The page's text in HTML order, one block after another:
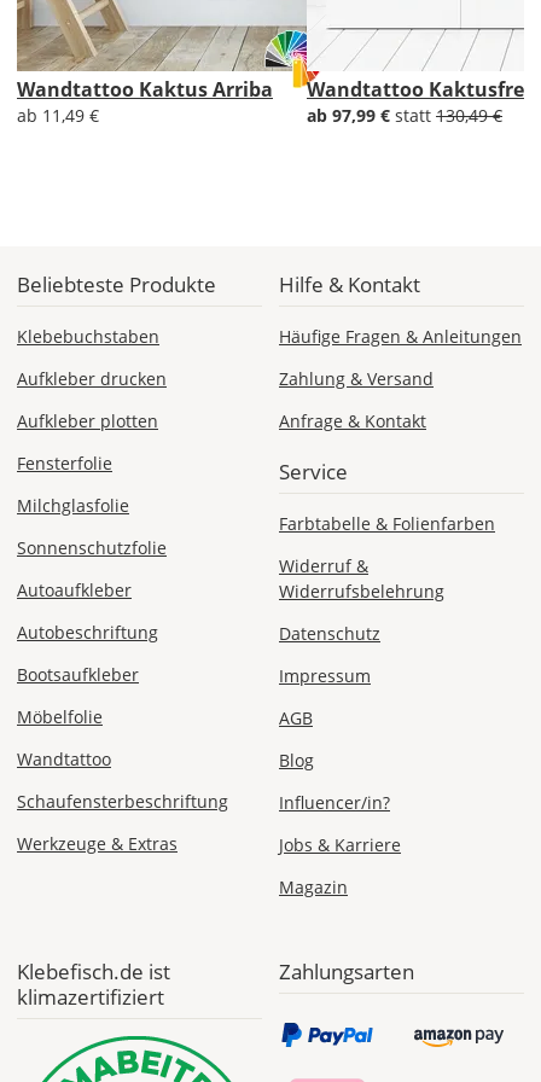
Deutschland
Sa., 15.08. -
Priority
Deutschland
Mi., 12.08. -
ab 7,98
ab 5,99 EUR*
Versandkosten 1,99
Express
Mo., 10.08. -
Di., 11.08.
EUR
Abhängig
vom
Wandtattoo Kaktus Arriba
ab 11,49 €
Wandtattoo
ab 97,99 € statt 130,49 €
Beliebteste Produkte
Klebebuchstaben
Aufkleber drucken
Aufkleber plotten
Fensterfolie
Milchglasfolie
Sonnenschutzfolie
Autoaufkleber
Autobeschriftung
Bootsaufkleber
Möbelfolie
Wandtattoo
Schaufensterbeschriftung
Werkzeuge & Extras
Hilfe & Kontakt
Häufige Fragen & Anleitungen
Zahlung & Versand
Anfrage & Kontakt
Service
Farbtabelle & Folienfarben
Widerruf &
Widerrufsbelehrung
Datenschutz
Impressum
AGB
Blog
Influencer/in?
Jobs & Karriere
Magazin
Klebefisch.de ist
klimazertifiziert
Zahlungsarten